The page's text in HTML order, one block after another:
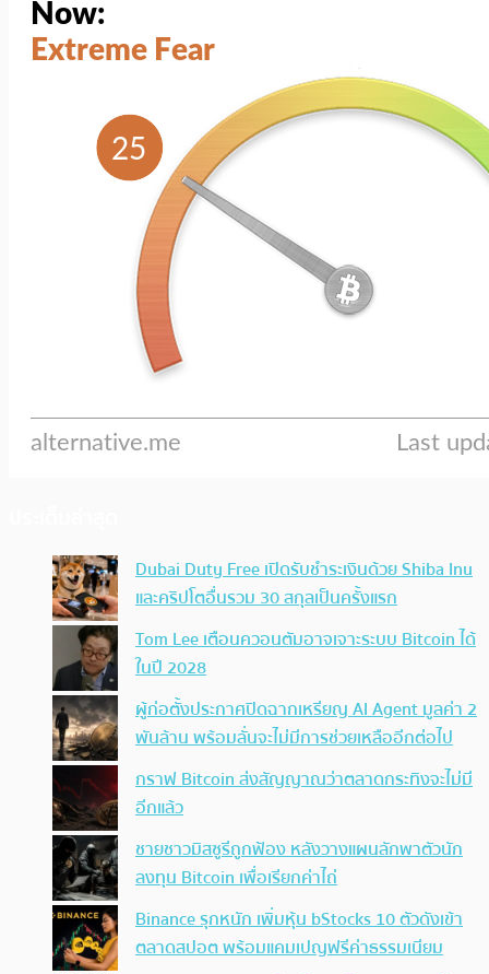
Dubai Duty Free เปิดรับชำระเงินด้วย Shiba Inu
และคริปโตอื่นรวม 30 สกุลเป็นครั้งแรก
Tom Lee เตือนควอนตัมอาจเจาะระบบ Bitcoin ได้
ในปี 2028
ผู้ก่อตั้งประกาศปิดฉากเหรียญ AI Agent มูลค่า 2
พันล้าน พร้อมลั่นจะไม่มีการช่วยเหลืออีกต่อไป
กราฟ Bitcoin ส่งสัญญาณว่าตลาดกระทิงจะไม่มี
อีกแล้ว
ชายชาวมิสซูรีถูกฟ้อง หลังวางแผนลักพาตัวนัก
ลงทุน Bitcoin เพื่อเรียกค่าไถ่
Binance รุกหนัก เพิ่มหุ้น bStocks 10 ตัวดังเข้า
ตลาดสปอต พร้อมแคมเปญฟรีค่าธรรมเนียม